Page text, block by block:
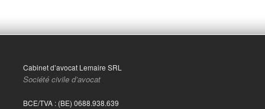
Cabinet d’avocat Lemaire SRL
Société civile d’avocat
BCE/TVA : (BE) 0688.938.639